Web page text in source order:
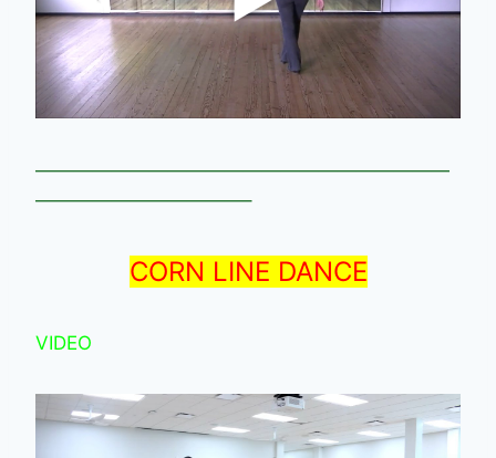
——————————————————————
———————————–
CORN LINE DANCE
VIDEO